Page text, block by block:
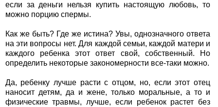
если за деньги нельзя купить настоящую любовь, то
можно порцию спермы.
Как же быть? Где же истина? Увы, однозначного ответа
на эти вопросы нет. Для каждой семьи, каждой матери и
каждого ребенка этот ответ свой, собственный. Но
определить некоторые закономерности все-таки можно.
Да, ребенку лучше расти с отцом, но, если этот отец
наносит детям, да и жене, только моральные, а то и
физические травмы, лучше, если ребенок растет без